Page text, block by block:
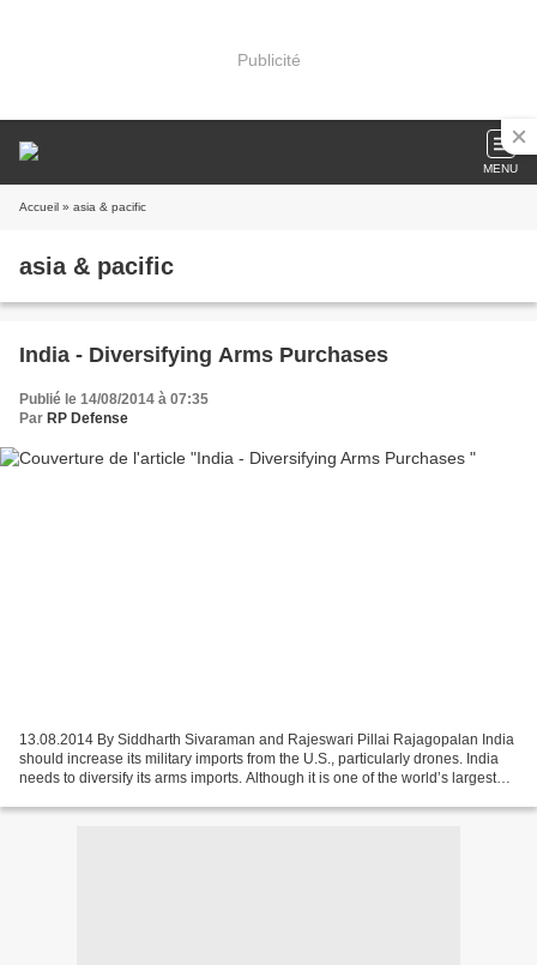
Publicité
MENU
Accueil » asia & pacific
asia & pacific
India - Diversifying Arms Purchases
Publié le 14/08/2014 à 07:35
Par RP Defense
13.08.2014 By Siddharth Sivaraman and Rajeswari Pillai Rajagopalan India
should increase its military imports from the U.S., particularly drones. India
needs to diversify its arms imports. Although it is one of the world’s largest